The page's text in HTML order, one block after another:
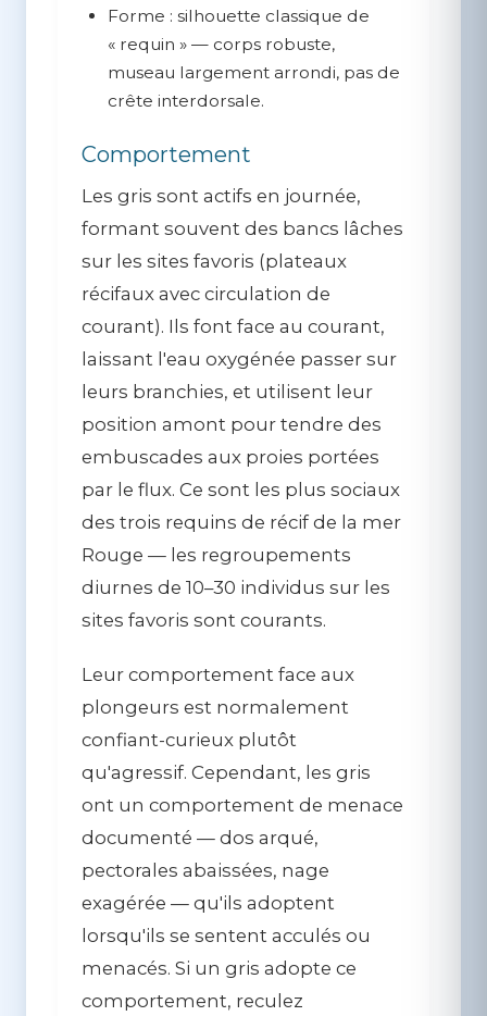
Forme : silhouette classique de
« requin » — corps robuste,
museau largement arrondi, pas de
crête interdorsale.
Comportement
Les gris sontactifs en journée,
formant souvent des bancs lâches
sur les sites favoris (plateaux
récifaux avec circulation de
courant). Ils font face au courant,
laissant l'eau oxygénée passer sur
leurs branchies, et utilisent leur
position amont pour tendre des
embuscades aux proies portées
par le flux. Ce sont les plus sociaux
des trois requins de récif de la mer
Rouge — les regroupements
diurnes de 10–30 individus sur les
sites favoris sont courants.
Leur comportement face aux
plongeurs est normalement
confiant-curieux plutôt
qu'agressif. Cependant, les gris
ont un comportement de menace
documenté — dos arqué,
pectorales abaissées, nage
exagérée — qu'ils adoptent
lorsqu'ils se sentent acculés ou
menacés.Si un gris adopte ce
comportement, reculez